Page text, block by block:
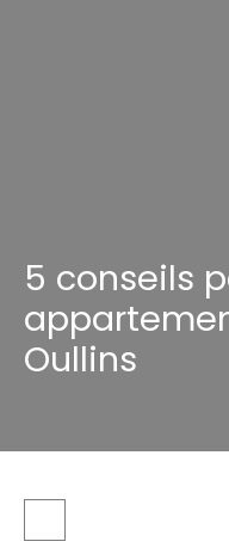
5 conseils
Oullins